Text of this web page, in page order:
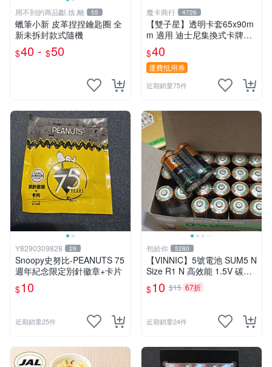
用不到的商品斷.捨.離 55
蠟筆小新 皮革捏捏鑰匙圈 全
新未拆封款式隨機
$40 - $50
魔卡商行 4726
【雙子星】透明卡套65x90m
m 適用 迪士尼集換式卡牌遊
戲 Disney Lorcana Reign of
Jafar
$40
運費抵用券
近期銷量75件
Y8290309828 29
Snoopy史努比-PEANUTS 75
週年紀念限定別針徽章+卡片
$10
近期銷量25件
包給你 5280
【VINNIC】5號電池 SUM5 N
Size R1 N 高效能 1.5V 碳鋅
電池 鋅錳
$10 $15 67折
近期銷量24件